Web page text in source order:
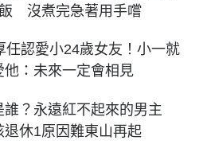
沒煮完急著用手嚐
任認愛小24歲女友！小一就
他：未來一定會相見
誰？永遠紅不起來的男主
退休1原因難東山再起